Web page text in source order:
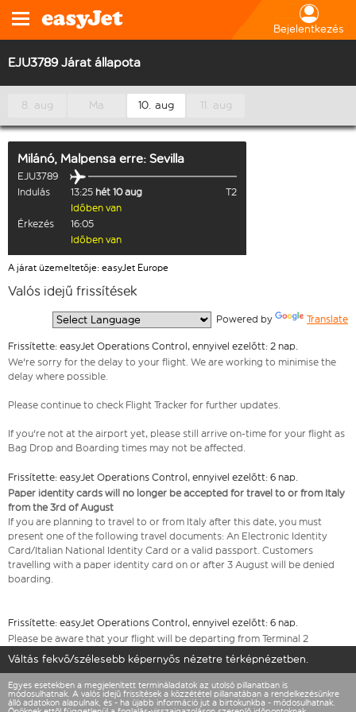
Bejelentkezés
EJU3789 Járat állapota
8. aug Ma 10. aug 11. aug
Milánó, Malpensa erre: Sevilla
EJU3789
Indulás
13:25 hét 10 aug
T2
Időben van
Érkezés
16:05
Időben van
A járat üzemeltetője: easyJet Europe
Valós idejű frissítések
Powered by Translate
Frissítette: easyJet Operations Control, ennyivel ezelőtt: 2 nap.
We're sorry for the delay to your flight. We are working to minimise the
delay where possible.
Please continue to check Flight Tracker for further updates.
If you're not at the airport yet, please still arrive on-time for your flight as
Bag Drop and Boarding times may not be affected.
Frissítette: easyJet Operations Control, ennyivel ezelőtt: 6 nap.
Paper identity cards will no longer be accepted for travel to or from Italy
from the 3rd of August
If you are planning to travel to or from Italy after this date, you must
present one of the following travel documents: An Electronic Identity
Card/Italian National Identity Card or a valid passport. Customers
travelling with a paper identity card on or after 3 August will be denied
boarding.
Frissítette: easyJet Operations Control, ennyivel ezelőtt: 6 nap.
Please be aware that your flight will be departing from Terminal 2
Váltás fekvő/szélesebb képernyős nézetre térképnézetben.
Egyes esetekben a megjelenített termináladatok az utolsó pillanatban is
módosulhatnak. A valós idejű frissítések a közzététel pillanatában a rendelkezésünkre
álló adatokon alapulnak, és - ha újabb információ jut a birtokunkba - módosulhatnak.